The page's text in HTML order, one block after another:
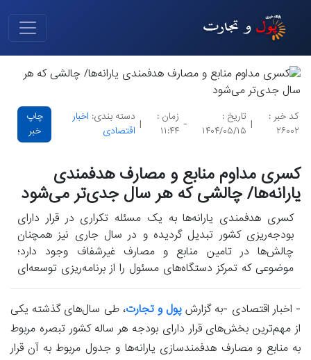
کد خبر :
۲۶۰۰۲
|
تاریخ :
۱۴۰۴/۰۵/۱۵
-
زمان :
۱۱:۴۴
|
دسته بندی: اخبار
اقتصادی
چاپ
خبر
کسری مداوم منابع و مصارف هدفمندی
یارانه‌ها/ چالشی که هر سال جدی‌تر می‌شود
کسری هدفمندی یارانه‌ها به یک مسئله تکراری در قرار دارای
بودجه‌ریزی کشور تبدیل گردیده و در سال جاری نیز همچنان
چالش‌ها در تامین منابع و مصارف غیرشفاف وجود دارد؛
موضوعی که تمرکز دستگاه‌های مسئول را از برنامه‌ریزی توسعه‌ای
- اخبار اقتصادی -به گزارش پول و تجارت، طی سال‌های گذشته یکی
از مهم‌ترین بخش‌های قرار دارای بودجه هر ساله کشور تبصره مربوط
به منابع و مصارف هدفمندسازی یارانه‌ها و جدول مربوط به آن قرار